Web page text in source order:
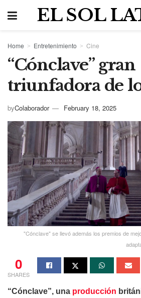
EL SOL
Home Entretenimiento Cine
“Cónclave” gran
triunfadora de
byColaborador February 18, 2025
"Cónclave" se llevó además los premios de
0
SHARES
“Cónclave”, una producción